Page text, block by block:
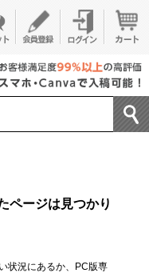
ページは見つかり
状況にあるか、PC版専